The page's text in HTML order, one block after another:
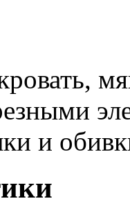
и